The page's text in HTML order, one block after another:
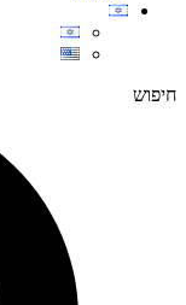
חיפוש